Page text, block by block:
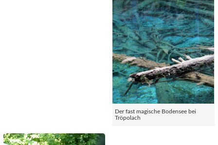
Der fast magische Bodensee bei
Tröpolach